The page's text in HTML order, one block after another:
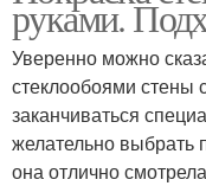
руками.
Уверенно можно
стеклообоями стены
заканчиваться
желательно выбрать
она отлично